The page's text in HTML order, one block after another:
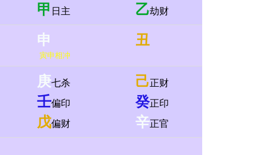
甲 日主 乙劫财
申
寅申相冲
丑
庚七杀
壬偏印
戊偏财
己正财
癸正印
辛正官